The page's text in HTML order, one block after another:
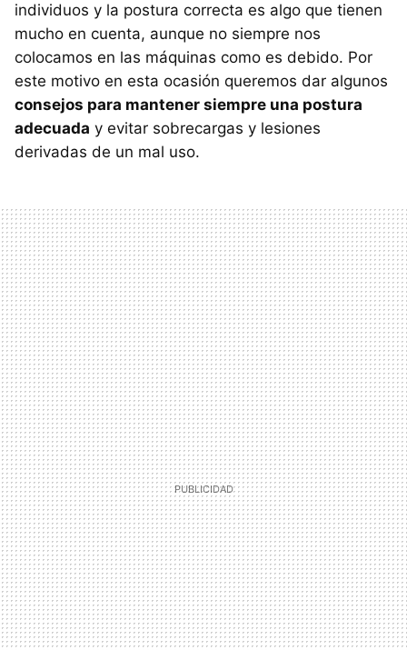
individuos y la postura correcta es algo que tienen
mucho en cuenta, aunque no siempre nos
colocamos en las máquinas como es debido. Por
este motivo en esta ocasión queremos dar algunos
consejos para mantener siempre una postura
adecuada y evitar sobrecargas y lesiones
derivadas de un mal uso.